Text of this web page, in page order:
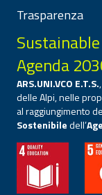
Trasparenza
Agenda
ARS.UNI.VCO E.T.S.
delle Alpi, nelle
al raggiungimento
Sostenibiledell’